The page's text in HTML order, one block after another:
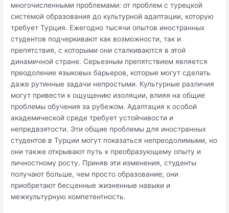
многочисленными проблемами: от проблем с турецкой
системой образования до культурной адаптации, которую
требует Турция. Ежегодно тысячи опытов иностранных
студентов подчеркивают как возможности, так и
препятствия, с которыми они сталкиваются в этой
динамичной стране. Серьезным препятствием является
преодоление языковых барьеров, которые могут сделать
даже рутинные задачи непростыми. Культурные различия
могут привести к ощущению изоляции, влияя на общие
проблемы обучения за рубежом. Адаптация к особой
академической среде требует устойчивости и
непредвзятости. Эти общие проблемы для иностранных
студентов в Турции могут показаться непреодолимыми, но
они также открывают путь к преобразующему опыту и
личностному росту. Приняв эти изменения, студенты
получают больше, чем просто образование; они
приобретают бесценные жизненные навыки и
межкультурную компетентность.